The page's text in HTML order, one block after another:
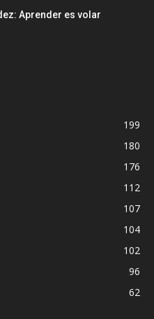
Aprender es volar
199
180
176
112
107
104
102
96
62